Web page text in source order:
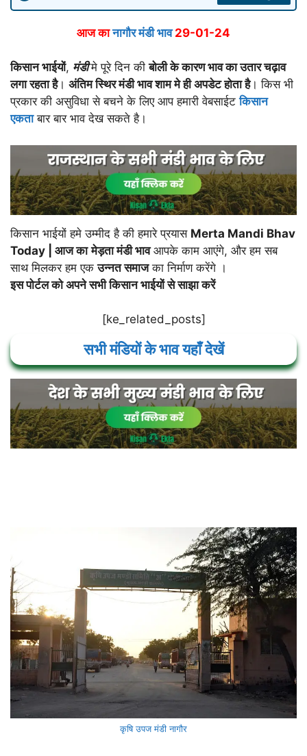
आज कानागौर मंडी भाव29-01-24
किसान भाईयों, मंडीमे पूरे दिन कीबोली के कारण भाव का उतार चढ़ाव
लगा रहता है। अंतिम स्थिर मंडी भाव शाम मे ही अपडेट होता है। किस भी
प्रकार की असुविधा से बचने के लिए आप हमारी वेबसाईटकिसान
एकताबार बार भाव देख सकते है।
किसान भाईयों हमे उम्मीद है की हमारे प्रयास Merta Mandi Bhav
Today | आज का मेड़तामंडी भावआपके काम आएंगे, और हम सब
साथ मिलकर हम एकउन्नत समाजका निर्माण करेंगे ।
इस पोर्टल को अपने सभी किसान भाईयों से साझा करें
[ke_related_posts]
सभी मंडियों के भाव यहाँ देखें
कृषि उपज मंडी नागौर